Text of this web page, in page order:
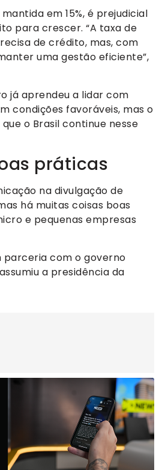
em 15%, é prejudicial
para crescer. “A taxa de
de crédito, mas, com
uma gestão eficiente”,
já aprendeu a lidar com
condições favoráveis, mas o
o Brasil continue nesse
práticas
na divulgação de
há muitas coisas boas
e pequenas empresas
parceria com o governo
a presidência da